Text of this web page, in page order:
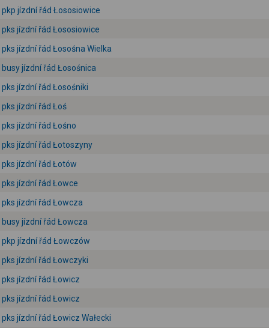
pkp jízdní řád Łososiowice
pks jízdní řád Łososiowice
pks jízdní řád Łosośna Wielka
busy jízdní řád Łosośnica
pks jízdní řád Łosośniki
pks jízdní řád Łoś
pks jízdní řád Łośno
pks jízdní řád Łotoszyny
pks jízdní řád Łotów
pks jízdní řád Łowce
pks jízdní řád Łowcza
busy jízdní řád Łowcza
pkp jízdní řád Łowczów
pks jízdní řád Łowczyki
pks jízdní řád Łowicz
pks jízdní řád Łowicz
pks jízdní řád Łowicz Wałecki